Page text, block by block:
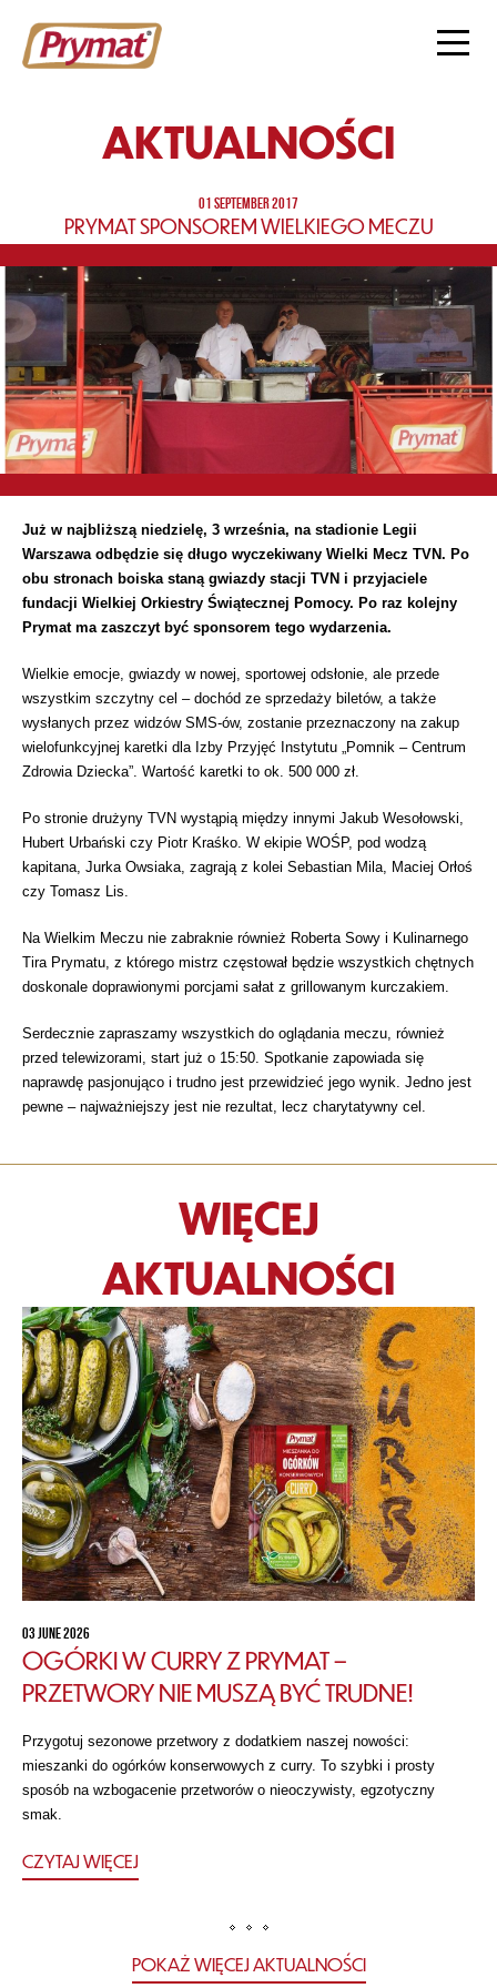
AKTUALNOŚCI
01 SEPTEMBER 2017
PRYMAT SPONSOREM WIELKIEGO MECZU
Już w najbliższą niedzielę, 3 września, na stadionie Legii
Warszawa odbędzie się długo wyczekiwany Wielki Mecz TVN. Po
obu stronach boiska staną gwiazdy stacji TVN i przyjaciele
fundacji Wielkiej Orkiestry Świątecznej Pomocy. Po raz kolejny
Prymat ma zaszczyt być sponsorem tego wydarzenia.
Wielkie emocje, gwiazdy w nowej, sportowej odsłonie, ale przede
wszystkim szczytny cel – dochód ze sprzedaży biletów, a także
wysłanych przez widzów SMS-ów, zostanie przeznaczony na zakup
wielofunkcyjnej karetki dla Izby Przyjęć Instytutu „Pomnik – Centrum
Zdrowia Dziecka”. Wartość karetki to ok. 500 000 zł.
Po stronie drużyny TVN wystąpią między innymi Jakub Wesołowski,
Hubert Urbański czy Piotr Kraśko. W ekipie WOŚP, pod wodzą
kapitana, Jurka Owsiaka, zagrają z kolei Sebastian Mila, Maciej Orłoś
czy Tomasz Lis.
Na Wielkim Meczu nie zabraknie również Roberta Sowy i Kulinarnego
Tira Prymatu, z którego mistrz częstował będzie wszystkich chętnych
doskonale doprawionymi porcjami sałat z grillowanym kurczakiem.
Serdecznie zapraszamy wszystkich do oglądania meczu, również
przed telewizorami, start już o 15:50. Spotkanie zapowiada się
naprawdę pasjonująco i trudno jest przewidzieć jego wynik. Jedno jest
pewne – najważniejszy jest nie rezultat, lecz charytatywny cel.
WIĘCEJ
AKTUALNOŚCI
03 JUNE 2026
OGÓRKI W CURRY Z PRYMAT –
PRZETWORY NIE MUSZĄ BYĆ TRUDNE!
Przygotuj sezonowe przetwory z dodatkiem naszej nowości:
mieszanki do ogórków konserwowych z curry. To szybki i prosty
sposób na wzbogacenie przetworów o nieoczywisty, egzotyczny
smak.
CZYTAJ WIĘCEJ
POKAŻ WIĘCEJ AKTUALNOŚCI